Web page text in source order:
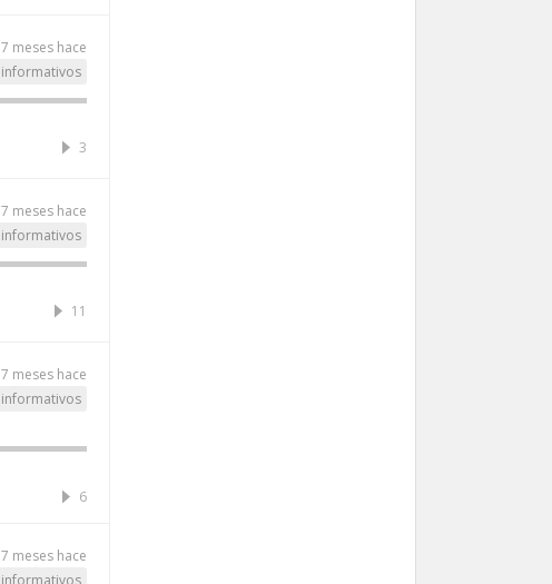
7 meses hace
informativos
3
7 meses hace
informativos
11
7 meses hace
informativos
6
7 meses hace
informativos